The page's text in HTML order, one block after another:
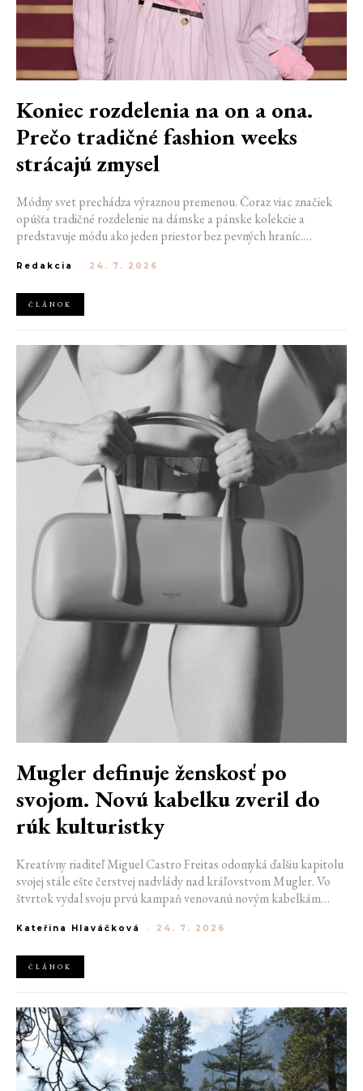
Koniec rozdelenia na on a ona.
Prečo tradičné fashion weeks
strácajú zmysel
Módny svet prechádza výraznou premenou. Čoraz viac značiek
opúšťa tradičné rozdelenie na dámske a pánske kolekcie a
predstavuje módu ako jeden priestor bez pevných hraníc.
udržateľnosť naznačujú, že klasické týždne módy môžu čoskoro
Redakcia - 24. 7. 2026
ČLÁNOK
Mugler definuje ženskosť po
svojom. Novú kabelku zveril do
rúk kulturistky
Kreatívny riaditeľ Miguel Castro Freitas odomyká ďalšiu kapitolu
svojej stále ešte čerstvej nadvlády nad kráľovstvom Mugler. Vo
štvrtok vydal svoju prvú kampaň venovanú novým kabelkám
návrhár do módneho domu prišiel. Umne kombinuje výrazy
podobu ženskosti.
Kateřina Hlaváčková - 24. 7. 2026
ČLÁNOK